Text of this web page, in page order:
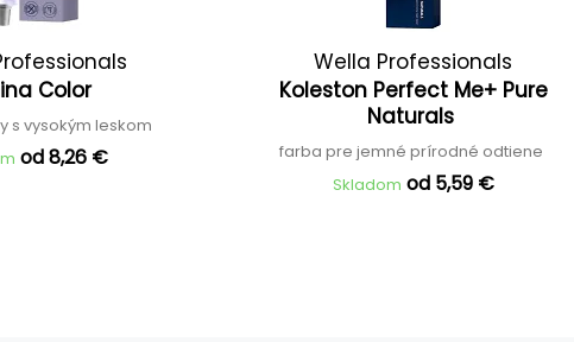
Color
s vysokým leskom
od 8,26 €
Wella Professionals
Koleston Perfect Me+ Pure
Naturals
farba pre jemné prírodné odtiene
Skladom od 5,59 €